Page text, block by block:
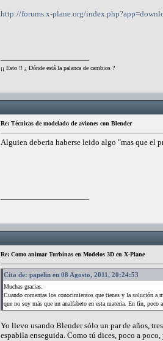
http://forums.x-plane.org/
¡¡ Esto !! ¿ Dónde está la palanca de cambios ?
Re: Técnicas de modelado de aviones con Blender
Alguien deberia haberse leido algo "mas que el
Re: Como animar Turbinas en Modelos 3D en X-Plane
Cita de: papelin en 08 Agosto, 2011, 20:24:53
Muchas gracias.
Cuando comentas los conocimientos que tienes y la solución a
que no soy más que un analfabeto en esta materia. En fín, poco
Yo llevo usando Blender sólo un par de años,
espabila enseguida. Como tú dices, poco a